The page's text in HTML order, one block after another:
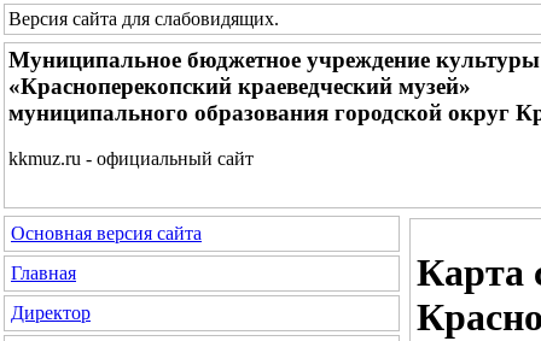
Версия сайта для слабовидящих.
Муниципальное бюджетное учреждение культуры
«Красноперекопский краеведческий музей»
муниципального образования городской округ
kkmuz.ru - официальный сайт
Основная версия сайта
Главная
Директор
Карта